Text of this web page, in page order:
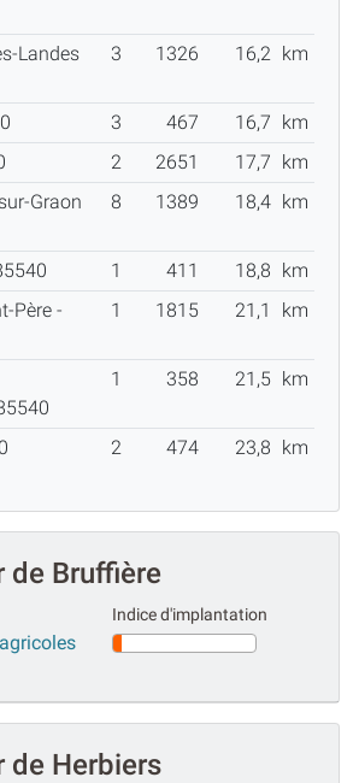
Landes
3 1326 16,2 km
3 467 16,7 km
2 2651 17,7 km
Graon
8 1389 18,4 km
1 411 18,8 km
Père -
1 1815 21,1 km
1 358 21,5 km
2 474 23,8 km
de Bruffière
Indice d'implantation
de Herbiers